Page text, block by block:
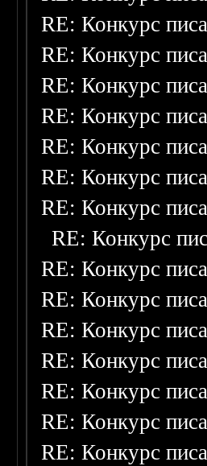
RE: Конкурс
RE: Конкурс
RE: Конкурс
RE: Конкурс
RE: Конкурс
RE: Конкурс
RE: Конкурс
RE: Конкурс
RE: Конкурс
RE: Конкурс
RE: Конкурс
RE: Конкурс
RE: Конкурс
RE: Конкурс
RE: Конкурс